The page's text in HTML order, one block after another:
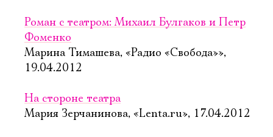
Роман с театром: Михаил Булгаков и Петр
Фоменко
Марина Тимашева, «Радио «Свобода»»,
19.04.2012
На стороне театра
Мария Зерчанинова, «Lenta.ru», 17.04.2012